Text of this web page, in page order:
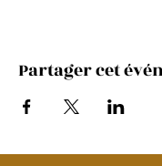
Partager cet